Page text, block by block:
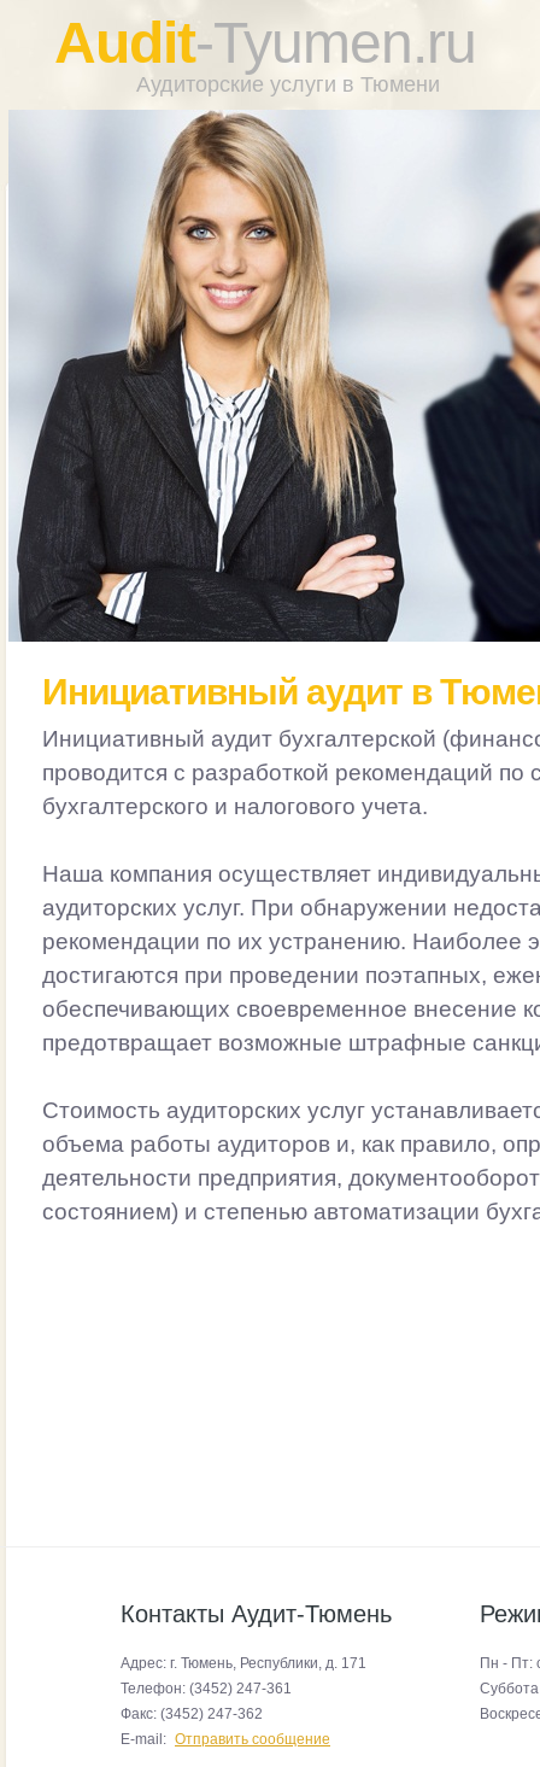
Audit-Tyumen.ru
Аудиторские услуги в Тюмени
Инициативный аудит в
Инициативный аудит бухгалтерской
проводится с разработкой рекомендаций
бухгалтерского и налогового учета.
Наша компания осуществляет
аудиторских услуг. При обнаружении
рекомендации по их устранению. Наиболее
достигаются при проведении поэтапных,
обеспечивающих своевременное внесение
предотвращает возможные штрафные
Стоимость аудиторских услуг
объема работы аудиторов и, как правило,
деятельности предприятия,
состоянием) и степенью автоматизации
Контакты Аудит-Тюмень
Адрес: г. Тюмень, Республики, д. 171
Телефон: (3452) 247-361
Факс: (3452) 247-362
E-mail: Отправить сообщение
Пн - Пт: